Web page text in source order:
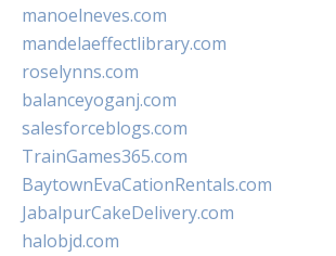
manoelneves.com
mandelaeffectlibrary.com
roselynns.com
balanceyoganj.com
salesforceblogs.com
TrainGames365.com
BaytownEvaCationRentals.com
JabalpurCakeDelivery.com
halobjd.com